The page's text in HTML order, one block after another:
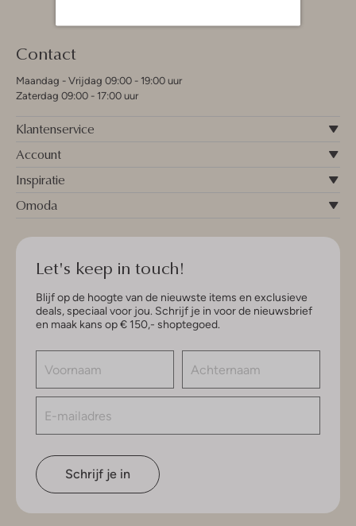
Contact
Maandag - Vrijdag 09:00 - 19:00 uur
Zaterdag 09:00 - 17:00 uur
Klantenservice
Account
Inspiratie
Omoda
Let's keep in touch!
Blijf op de hoogte van de nieuwste items en exclusieve
deals, speciaal voor jou. Schrijf je in voor de nieuwsbrief
en maak kans op € 150,- shoptegoed.
Schrijf je in